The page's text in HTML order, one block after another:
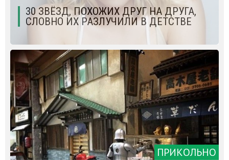
30 ЗВЁЗД, ПОХОЖИХ ДРУГ НА ДРУГА,
СЛОВНО ИХ РАЗЛУЧИЛИ В ДЕТСТВЕ
ПРИКОЛЬНО